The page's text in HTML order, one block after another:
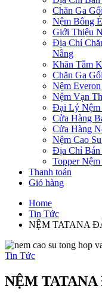
Chăn Ga
Nệm Bông
Giới Thiệu
Địa Chỉ
Nẵng
Khăn Tắm
Chăn Ga
Nệm
Nệm Vạn
Đại Lý Nệm
Cửa Hàng
Cửa Hàng
Nệm Cao
Địa Chỉ Bán
Topper
Thanh toán
Giỏ hàng
Home
Tin Tức
NỆM TATANA
Tin Tức
NỆM